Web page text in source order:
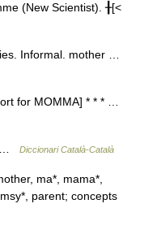
(New Scientist). ╂[<
Informal. mother …
for MOMMA] * * * …
… Diccionari Català-Català
ma*, mama*,
parent; concepts